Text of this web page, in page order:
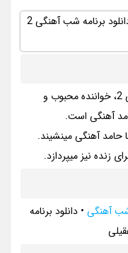
در هشتمین قسمت از تاک شوی شب آهنگی 2، خواننده محبوب و
آهنگی است.
حامد آهنگی مینشیند.
زنده نیز میپردازد.
شب آهنگی • دانلود برنامه